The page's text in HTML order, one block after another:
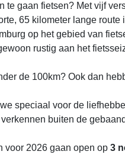
te gaan fietsen? Met vijf
65 kilometer lange
op het gebied van
rustig aan het
de 100km? Ook dan
speciaal voor de
buiten de
voor 2026 gaan open op 3